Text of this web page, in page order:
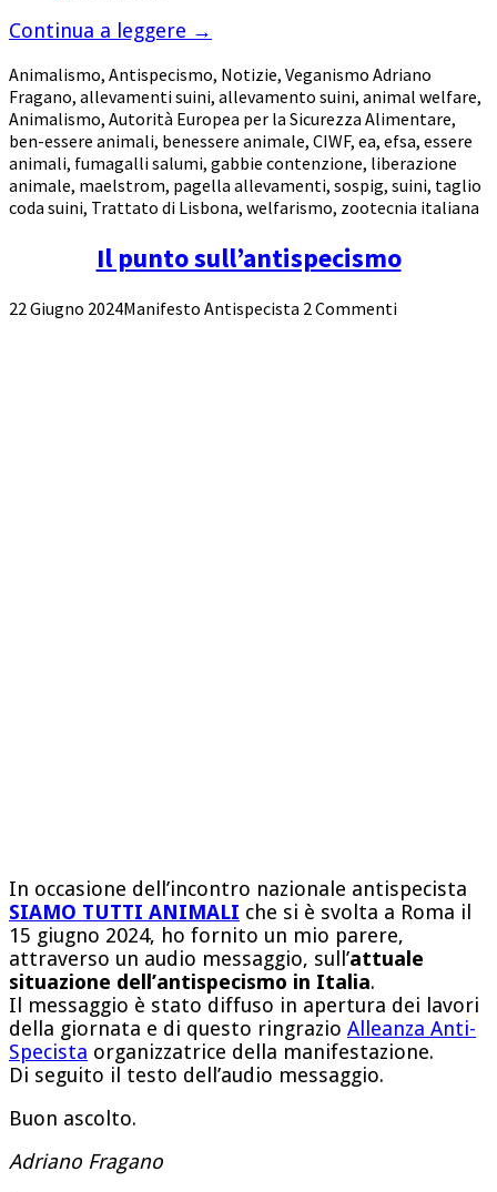
Continua a leggere →
Animalismo, Antispecismo, Notizie, Veganismo Adriano
Fragano, allevamenti suini, allevamento suini, animal welfare,
Animalismo, Autorità Europea per la Sicurezza Alimentare,
ben-essere animali, benessere animale, CIWF, ea, efsa, essere
animali, fumagalli salumi, gabbie contenzione, liberazione
animale, maelstrom, pagella allevamenti, sospig, suini, taglio
coda suini, Trattato di Lisbona, welfarismo, zootecnia italiana
Il punto sull’antispecismo
22 Giugno 2024Manifesto Antispecista 2 Commenti
In occasione dell’incontro nazionale antispecista
SIAMO TUTTI ANIMALI che si è svolta a Roma il
15 giugno 2024, ho fornito un mio parere,
attraverso un audio messaggio, sull’attuale
situazione dell’antispecismo in Italia.
Il messaggio è stato diffuso in apertura dei lavori
della giornata e di questo ringrazio Alleanza Anti-
Specista organizzatrice della manifestazione.
Di seguito il testo dell’audio messaggio.
Buon ascolto.
Adriano Fragano